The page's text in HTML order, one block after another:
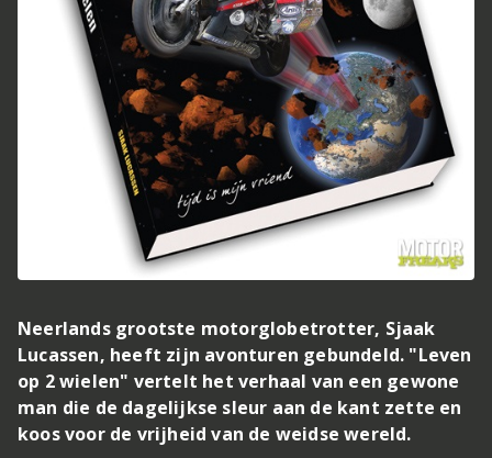
Neerlands grootste motorglobetrotter, Sjaak
Lucassen, heeft zijn avonturen gebundeld. "Leven
op 2 wielen" vertelt het verhaal van een gewone
man die de dagelijkse sleur aan de kant zette en
koos voor de vrijheid van de weidse wereld.